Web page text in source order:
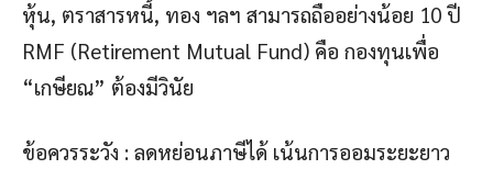
หุ้น, ตราสารหนี้, ทอง ฯลฯ สามารถถืออย่างน้อย 10 ปี
RMF (Retirement Mutual Fund) คือ กองทุนเพื่อ
“เกษียณ” ต้องมีวินัย
ข้อควรระวัง : ลดหย่อนภาษีได้ เน้นการออมระยะยาว